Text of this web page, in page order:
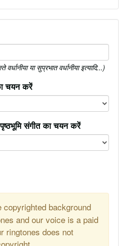
या सुप्रभात वर्धानीया इत्यादि...)
चयन करें
संगीत का चयन करें
copyrighted background
and our voice is a paid
ringtones does not